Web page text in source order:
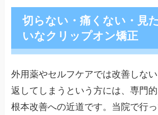
切らない・痛くない・見
いなクリップオン矯正
外用薬やセルフケアでは改善しな
返してしまうという方には、専門
根本改善への近道です。当院で行